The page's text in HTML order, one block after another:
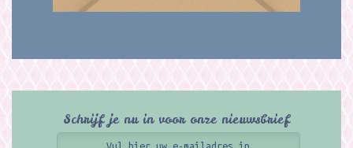
Schrijf je nu in voor onze nieuwsbrief